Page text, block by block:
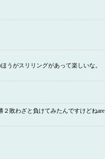
うがスリリングがあって楽しいな。
敗わざと負けてみたんですけどねare